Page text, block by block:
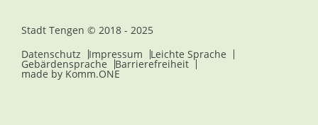
Stadt Tengen © 2018 - 2025
Datenschutz
Impressum Leichte Sprache
Gebärdensprache Barrierefreiheit
made by Komm.ONE